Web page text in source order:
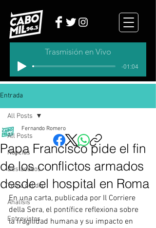
Trasmisión en Vivo
-01:04
Entrada
All Posts
Noticias
Destacados
Tema del dia
Analisis
Entrevistas
All Posts
Papa Francisco pide el fin
de los conflictos armados
desde el hospital en Roma
Fernando Romero
En una carta, publicada por Il Corriere
della Sera, el pontífice reflexiona sobre
la fragilidad humana y su impacto en